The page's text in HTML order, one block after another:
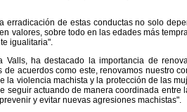
de estas conductas no solo
valores, sobre todo en las edades más
igualitaria".
Valls, ha destacado la importancia de
acuerdos como este, renovamos nuestro
la violencia machista y la protección de las
seguir actuando de manera coordinada entre
y evitar nuevas agresiones machistas".